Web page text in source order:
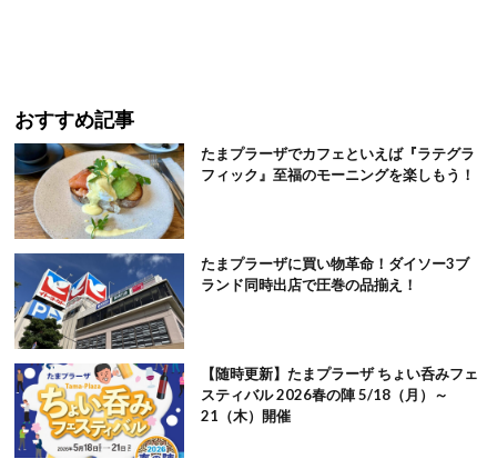
おすすめ記事
たまプラーザでカフェといえば『ラテグラ
フィック』至福のモーニングを楽しもう！
たまプラーザに買い物革命！ダイソー3ブ
ランド同時出店で圧巻の品揃え！
【随時更新】たまプラーザ ちょい呑みフェ
スティバル 2026春の陣 5/18（月）～
21（木）開催